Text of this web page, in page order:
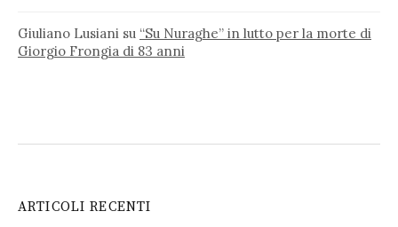
Giuliano Lusiani su “Su Nuraghe” in lutto per la morte di
Giorgio Frongia di 83 anni
ARTICOLI RECENTI